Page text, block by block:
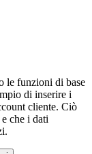
le funzioni di base
di inserire i
cliente. Ciò
che i dati